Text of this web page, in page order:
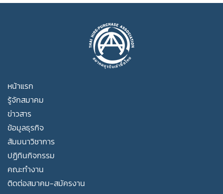
หน้าแรก
รู้จักสมาคม
ข่าวสาร
ข้อมูลธุรกิจ
สัมมนาวิชาการ
ปฏิทินกิจกรรม
คณะทำงาน
ติดต่อสมาคม-สมัครงาน